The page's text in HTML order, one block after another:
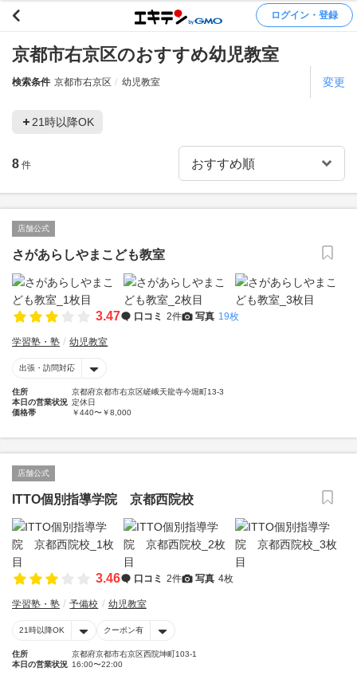
ログイン・登録
京都市右京区のおすすめ幼児教室
検索条件 京都市右京区 幼児教室 変更
21時以降OK
8 件
店舗公式
さがあらしやまこども教室
3.47 口コミ 2件 写真 19枚
学習塾・塾 幼児教室
出張・訪問対応
住所
京都府京都市右京区嵯峨天龍寺今堀町13-3
本日の営業状況 定休日
価格帯
￥440〜￥8,000
店舗公式
ITTO個別指導学院 京都西院校
3.46 口コミ 2件 写真 4枚
学習塾・塾 予備校 幼児教室
21時以降OK クーポン有
住所
京都府京都市右京区西院坤町103-1
本日の営業状況 16:00〜22:00